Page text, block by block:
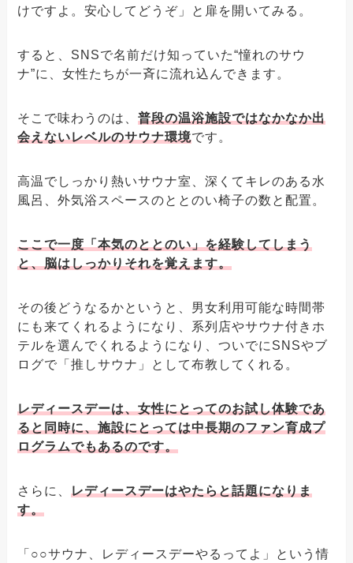
けですよ。安心してどうぞ」と扉を開いてみる。
すると、SNSで名前だけ知っていた“憧れのサウ
ナ”に、女性たちが一斉に流れ込んできます。
そこで味わうのは、普段の温浴施設ではなかなか出
会えないレベルのサウナ環境です。
高温でしっかり熱いサウナ室、深くてキレのある水
風呂、外気浴スペースのととのい椅子の数と配置。
ここで一度「本気のととのい」を経験してしまう
と、脳はしっかりそれを覚えます。
その後どうなるかというと、男女利用可能な時間帯
にも来てくれるようになり、系列店やサウナ付きホ
テルを選んでくれるようになり、ついでにSNSやブ
ログで「推しサウナ」として布教してくれる。
レディースデーは、女性にとってのお試し体験であ
ると同時に、施設にとっては中長期のファン育成プ
ログラムでもあるのです。
さらに、レディースデーはやたらと話題になりま
す。
「○○サウナ、レディースデーやるってよ」という情